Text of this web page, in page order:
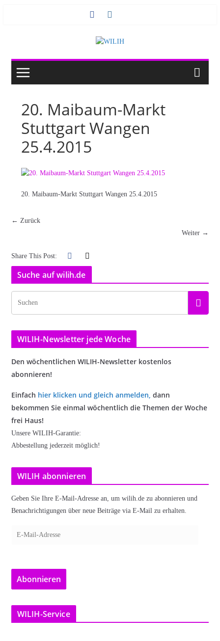
20. Maibaum-Markt
Stuttgart Wangen
25.4.2015
20. Maibaum-Markt Stuttgart Wangen 25.4.2015
← Zurück
Weiter →
Share This Post:
Suche auf wilih.de
WILIH-Newsletter jede Woche
Den wöchentlichen WILIH-Newsletter kostenlos
abonnieren!
Einfach hier klicken und gleich anmelden, dann
bekommen Sie einmal wöchentlich die Themen der Woche
frei Haus!
Unsere WILIH-Garantie:
Abbestellung jederzeit möglich!
WILIH abonnieren
Geben Sie Ihre E-Mail-Adresse an, um wilih.de zu abonnieren und
Benachrichtigungen über neue Beiträge via E-Mail zu erhalten.
a
l
-
Abonnieren
WILIH-Service